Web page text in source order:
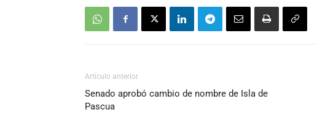
Artículo anterior
Senado aprobó cambio de nombre de Isla de
Pascua